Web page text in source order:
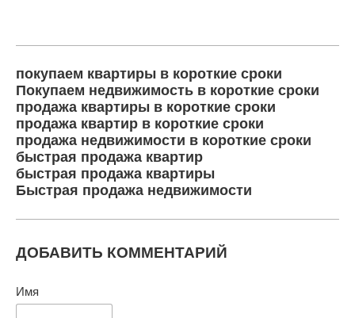
покупаем квартиры в короткие сроки
Покупаем недвижимость в короткие сроки
продажа квартиры в короткие сроки
продажа квартир в короткие сроки
продажа недвижимости в короткие сроки
быстрая продажа квартир
быстрая продажа квартиры
Быстрая продажа недвижимости
ДОБАВИТЬ КОММЕНТАРИЙ
Имя